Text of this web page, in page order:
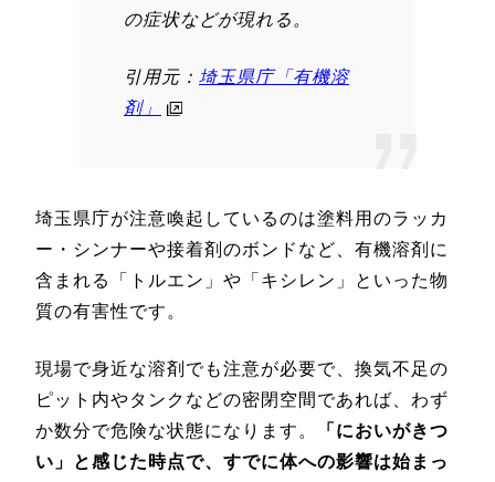
の症状などが現れる。
引用元： 埼玉県庁「有機溶
剤」
埼玉県庁が注意喚起しているのは塗料用のラッカ
ー・シンナーや接着剤のボンドなど、有機溶剤に
含まれる「トルエン」や「キシレン」といった物
質の有害性です。
現場で身近な溶剤でも注意が必要で、換気不足の
ピット内やタンクなどの密閉空間であれば、わず
か数分で危険な状態になります。
「においがきつ
い」と感じた時点で、すでに体への影響は始まっ